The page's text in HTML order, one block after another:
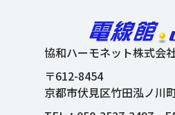
協和ハーモネット株式会
〒612-8454
京都市伏見区竹田泓ノ川